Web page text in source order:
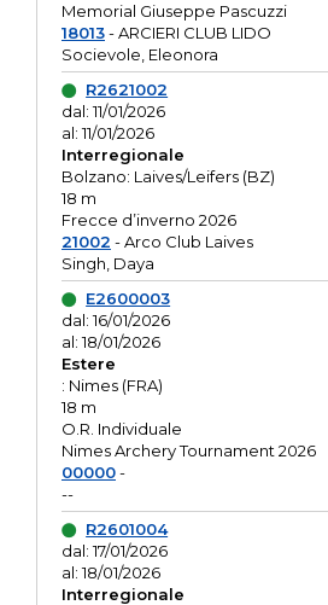
Memorial Giuseppe Pascuzzi
18013- ARCIERI CLUB LIDO
Socievole, Eleonora
R2621002
dal: 11/01/2026
al: 11/01/2026
Interregionale
Bolzano: Laives/Leifers (BZ)
18 m
Frecce d’inverno 2026
21002 - Arco Club Laives
Singh, Daya
E2600003
dal: 16/01/2026
al: 18/01/2026
Estere
: Nimes (FRA)
18 m
O.R. Individuale
Nimes Archery Tournament 2026
00000-
--
R2601004
dal: 17/01/2026
al: 18/01/2026
Interregionale